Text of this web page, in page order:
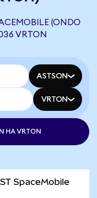
(ONDO
VRTON
ASTSON
VRTON
НА VRTON
SpaceMobile